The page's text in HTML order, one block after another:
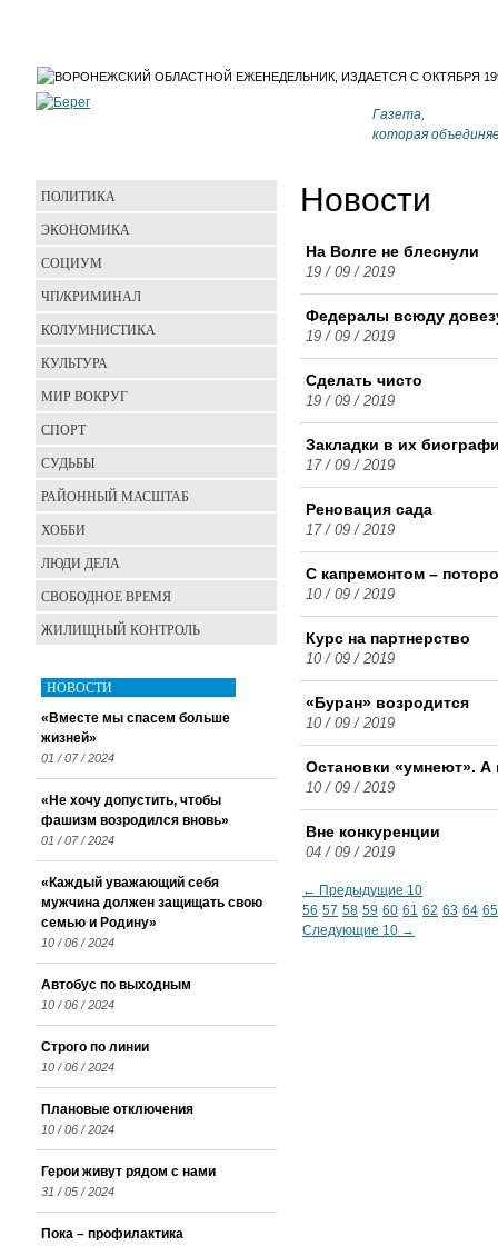
Газета,
которая
Новости
На Волге не блеснули
19 / 09 / 2019
Федералы всюду
19 / 09 / 2019
Сделать чисто
19 / 09 / 2019
Закладки в их
17 / 09 / 2019
Реновация сада
17 / 09 / 2019
С капремонтом –
10 / 09 / 2019
Курс на партнерство
10 / 09 / 2019
«Буран» возродится
10 / 09 / 2019
Остановки «умнеют».
10 / 09 / 2019
Вне конкуренции
04 / 09 / 2019
← Предыдущие 10
56 57 58 59 60 61 62 63 64 65
Следующие 10 →
ПОЛИТИКА
ЭКОНОМИКА
СОЦИУМ
ЧП/КРИМИНАЛ
КОЛУМНИСТИКА
КУЛЬТУРА
МИР ВОКРУГ
СПОРТ
СУДЬБЫ
РАЙОННЫЙ МАСШТАБ
ХОББИ
ЛЮДИ ДЕЛА
СВОБОДНОЕ ВРЕМЯ
ЖИЛИЩНЫЙ КОНТРОЛЬ
НОВОСТИ
«Вместе мы спасем больше
жизней»
01 / 07 / 2024
«Не хочу допустить, чтобы
фашизм возродился вновь»
01 / 07 / 2024
«Каждый уважающий себя
мужчина должен защищать свою
семью и Родину»
10 / 06 / 2024
Автобус по выходным
10 / 06 / 2024
Строго по линии
10 / 06 / 2024
Плановые отключения
10 / 06 / 2024
Герои живут рядом с нами
31 / 05 / 2024
Пока – профилактика